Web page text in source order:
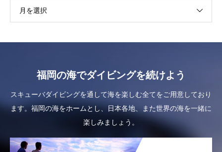
月を選択
福岡の海でダイビングを続けよう
スキューバダイビングを通して海を楽しむ全てをご用意しており
ます。福岡の海をホームとし、日本各地、また世界の海を一緒に
楽しみましょう。